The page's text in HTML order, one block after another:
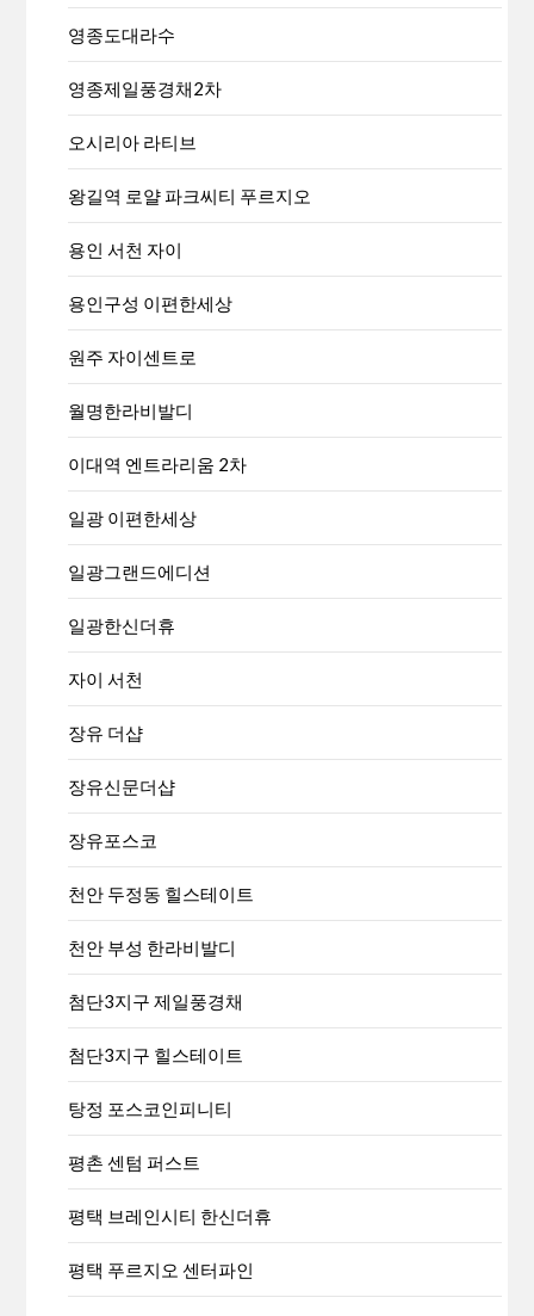
영종도대라수
영종제일풍경채2차
오시리아 라티브
왕길역 로얄 파크씨티 푸르지오
용인 서천 자이
용인구성 이편한세상
원주 자이센트로
월명한라비발디
이대역 엔트라리움 2차
일광 이편한세상
일광그랜드에디션
일광한신더휴
자이 서천
장유 더샵
장유신문더샵
장유포스코
천안 두정동 힐스테이트
천안 부성 한라비발디
첨단3지구 제일풍경채
첨단3지구 힐스테이트
탕정 포스코인피니티
평촌 센텀 퍼스트
평택 브레인시티 한신더휴
평택 푸르지오 센터파인